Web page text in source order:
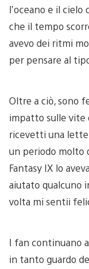
l’oceano e il cielo
che il tempo
avevo dei ritmi
per pensare al
Oltre a ciò, sono
impatto sulle vite
ricevetti una
un periodo molto
Fantasy IX lo
aiutato qualcuno
volta mi sentii
I fan continuano
in tanto guardo